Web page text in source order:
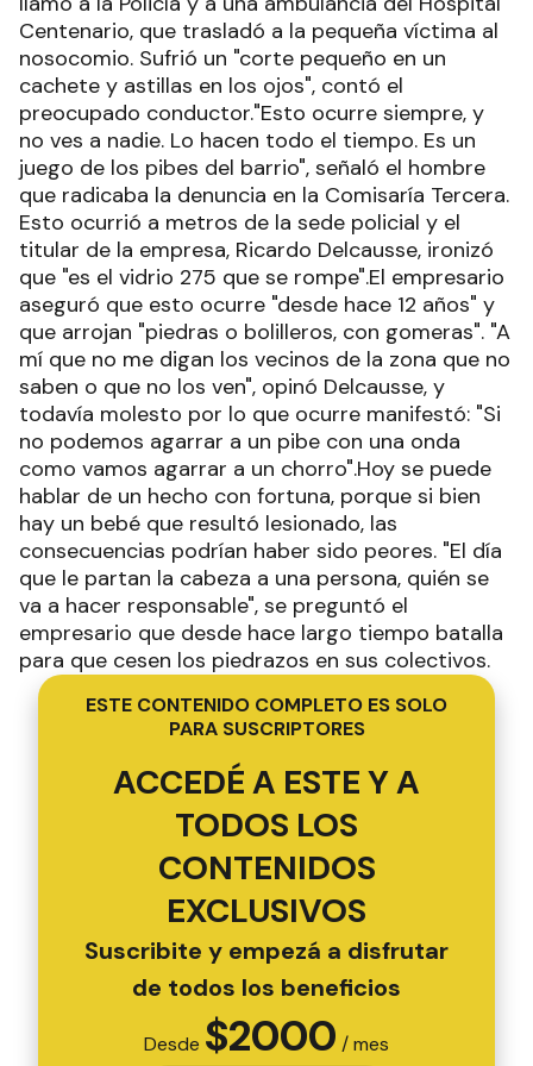
Centenario, que trasladó a la pequeña víctima al
nosocomio. Sufrió un "corte pequeño en un
cachete y astillas en los ojos", contó el
preocupado conductor."Esto ocurre siempre, y
no ves a nadie. Lo hacen todo el tiempo. Es un
juego de los pibes del barrio", señaló el hombre
que radicaba la denuncia en la Comisaría Tercera.
Esto ocurrió a metros de la sede policial y el
titular de la empresa, Ricardo Delcausse, ironizó
que "es el vidrio 275 que se rompe".El empresario
aseguró que esto ocurre "desde hace 12 años" y
que arrojan "piedras o bolilleros, con gomeras". "A
mí que no me digan los vecinos de la zona que no
saben o que no los ven", opinó Delcausse, y
todavía molesto por lo que ocurre manifestó: "Si
no podemos agarrar a un pibe con una onda
como vamos agarrar a un chorro".Hoy se puede
hablar de un hecho con fortuna, porque si bien
hay un bebé que resultó lesionado, las
consecuencias podrían haber sido peores. "El día
que le partan la cabeza a una persona, quién se
va a hacer responsable", se preguntó el
empresario que desde hace largo tiempo batalla
para que cesen los piedrazos en sus colectivos.
ESTE CONTENIDO COMPLETO ES SOLO
PARA SUSCRIPTORES
ACCEDÉ A ESTE Y A
TODOS LOS
CONTENIDOS
EXCLUSIVOS
Suscribite y empezá a disfrutar
de todos los beneficios
Desde $2000 / mes